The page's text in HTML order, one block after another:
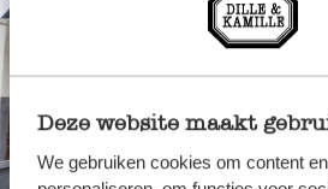
Deze website maakt
We gebruiken cookies om content